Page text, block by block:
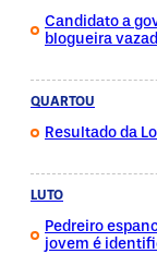
Candidato a
blogueira
QUARTOU
Resultado da
LUTO
Pedreiro
jovem é